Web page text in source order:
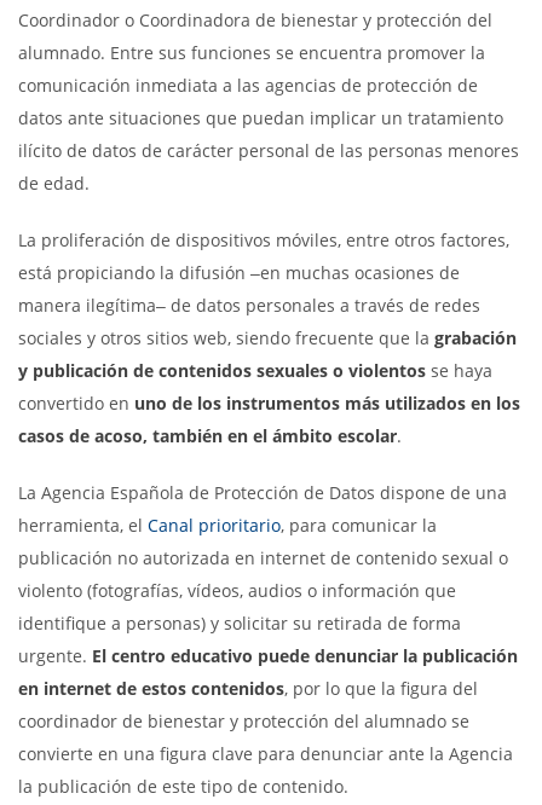
Coordinador o Coordinadora de bienestar y protección del
alumnado. Entre sus funciones se encuentra promover la
comunicación inmediata a las agencias de protección de
datos ante situaciones que puedan implicar un tratamiento
ilícito de datos de carácter personal de las personas menores
de edad.
La proliferación de dispositivos móviles, entre otros factores,
está propiciando la difusión ‒en muchas ocasiones de
manera ilegítima‒ de datos personales a través de redes
sociales y otros sitios web, siendo frecuente que la grabación
y publicación de contenidos sexuales o violentos se haya
convertido en uno de los instrumentos más utilizados en los
casos de acoso, también en el ámbito escolar.
La Agencia Española de Protección de Datos dispone de una
herramienta, el Canal prioritario, para comunicar la
publicación no autorizada en internet de contenido sexual o
violento (fotografías, vídeos, audios o información que
identifique a personas) y solicitar su retirada de forma
urgente. El centro educativo puede denunciar la publicación
en internet de estos contenidos, por lo que la figura del
coordinador de bienestar y protección del alumnado se
convierte en una figura clave para denunciar ante la Agencia
la publicación de este tipo de contenido.